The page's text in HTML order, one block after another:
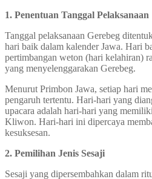
1. Penentuan Tanggal Pelaksanaan
Tanggal pelaksanaan Gerebeg
hari baik dalam kalender Jawa. Hari
pertimbangan weton (hari kelahiran)
yang menyelenggarakan Gerebeg.
Menurut Primbon Jawa, setiap hari
pengaruh tertentu. Hari-hari yang
upacara adalah hari-hari yang
Kliwon. Hari-hari ini dipercaya
kesuksesan.
2. Pemilihan Jenis Sesaji
Sesaji yang dipersembahkan dalam